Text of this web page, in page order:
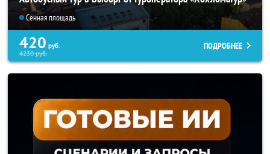
Сенная площадь
420 руб.
4230руб.
ПОДРОБНЕЕ